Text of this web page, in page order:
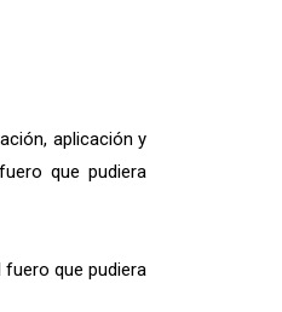
aplicación y
que pudiera
que pudiera